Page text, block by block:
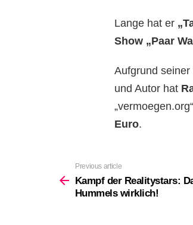
Lange hat er
Show „Paar
Aufgrund
und Autor hat
Euro.
more
Previous article
Kampf der Realitystars:
Hummels wirklich!